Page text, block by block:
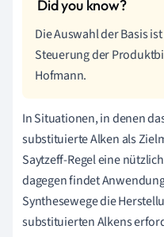
Die Auswahl der Basis
Steuerung der
Hofmann.
In Situationen, in denen
substituierte Alken als
Saytzeff-Regel eine
dagegen findet
Synthesewege die
substituierten Alkens